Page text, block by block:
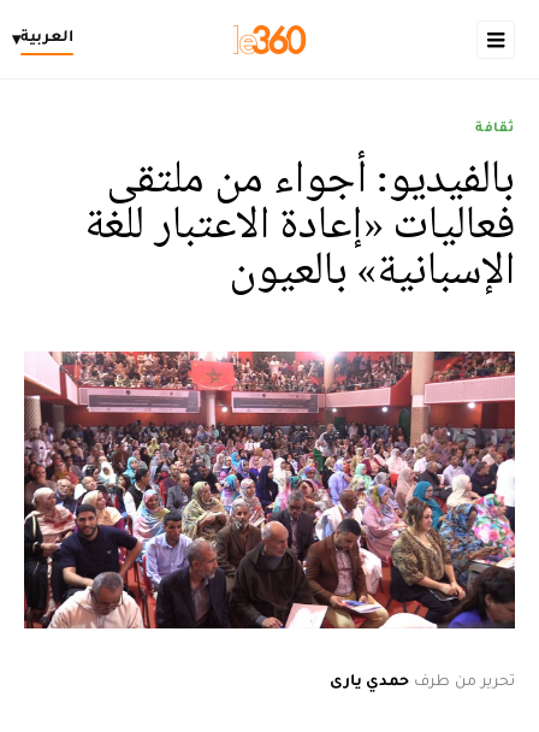
العربية▾
ثقافة
بالفيديو: أجواء من ملتقى
فعاليات «إعادة الاعتبار للغة
الإسبانية» بالعيون
تحرير من طرف حمدي يارى